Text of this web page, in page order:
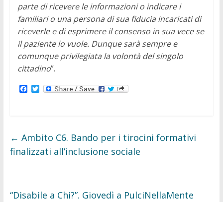
parte di ricevere le informazioni o indicare i
familiari o una persona di sua fiducia incaricati di
riceverle e di esprimere il consenso in sua vece se
il paziente lo vuole. Dunque sarà sempre e
comunque privilegiata la volontà del singolo
cittadino”.
F
o
k
T
r
← Ambito C6. Bando per i tirocini formativi
finalizzati all’inclusione sociale
“Disabile a Chi?”. Giovedì a PulciNellaMente